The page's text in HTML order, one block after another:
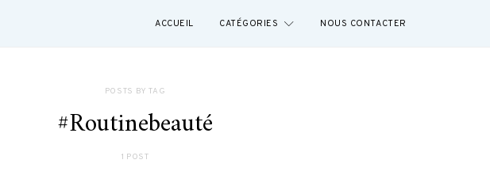
ACCUEIL CATÉGORIES NOUS CONTACTER
POSTS BY TAG
#Routinebeauté
1 POST